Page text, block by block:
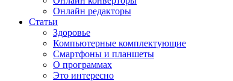
Онлайн редакторы
Статьи
Здоровье
Компьютерные комплектующие
Смартфоны и планшеты
О программах
Это интересно